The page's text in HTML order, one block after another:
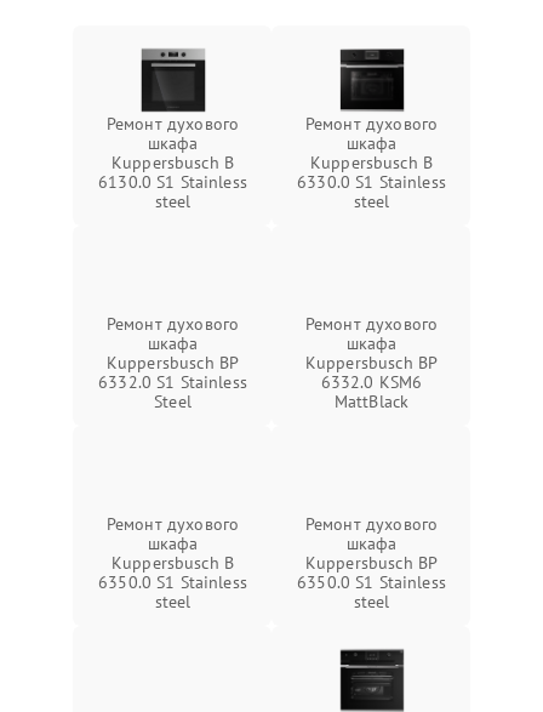
Ремонт духового
шкафа
Kuppersbusch B
6130.0 S1 Stainless
steel
Ремонт духового
шкафа
Kuppersbusch B
6330.0 S1 Stainless
steel
Ремонт духового
шкафа
Kuppersbusch BP
6332.0 S1 Stainless
Steel
Ремонт духового
шкафа
Kuppersbusch BP
6332.0 KSM6
MattBlack
Ремонт духового
шкафа
Kuppersbusch B
6350.0 S1 Stainless
steel
Ремонт духового
шкафа
Kuppersbusch BP
6350.0 S1 Stainless
steel